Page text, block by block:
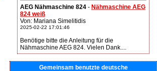
AEG Nähmaschine 824 - Nähmaschine AEG
824 weiß
Von: Mariana Simelitidis
2025-02-22 17:01:46
Benötige bitte die Anleitung für die
Nähmaschine AEG 824. Vielen Dank....
Gemeinsam benutzte deutsche